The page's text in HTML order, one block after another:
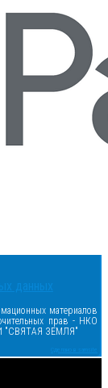
данных
материалов
прав - НКО
"СВЯТАЯ ЗЕМЛЯ"
Сделано в samsite